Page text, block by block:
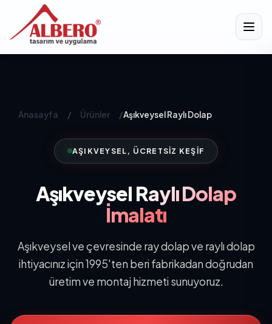
Anasayfa / Ürünler /Aşıkveysel Raylı Dolap
AŞIKVEYSEL, ÜCRETSIZ KEŞIF
Aşıkveysel Raylı Dolap
İmalatı
Aşıkveysel ve çevresinde ray dolap ve raylı dolap
ihtiyacınız için 1995'ten beri fabrikadan doğrudan
üretim ve montaj hizmeti sunuyoruz.